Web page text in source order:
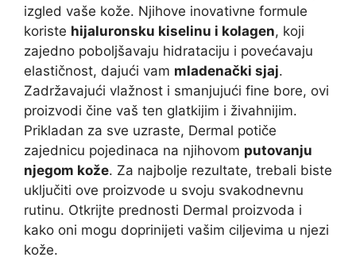
izgled vaše kože. Njihove inovativne formule
koriste hijaluronsku kiselinu i kolagen, koji
zajedno poboljšavaju hidrataciju i povećavaju
elastičnost, dajući vam mladenački sjaj.
Zadržavajući vlažnost i smanjujući fine bore, ovi
proizvodi čine vaš ten glatkijim i živahnijim.
Prikladan za sve uzraste, Dermal potiče
zajednicu pojedinaca na njihovom putovanju
njegom kože. Za najbolje rezultate, trebali biste
uključiti ove proizvode u svoju svakodnevnu
rutinu. Otkrijte prednosti Dermal proizvoda i
kako oni mogu doprinijeti vašim ciljevima u njezi
kože.